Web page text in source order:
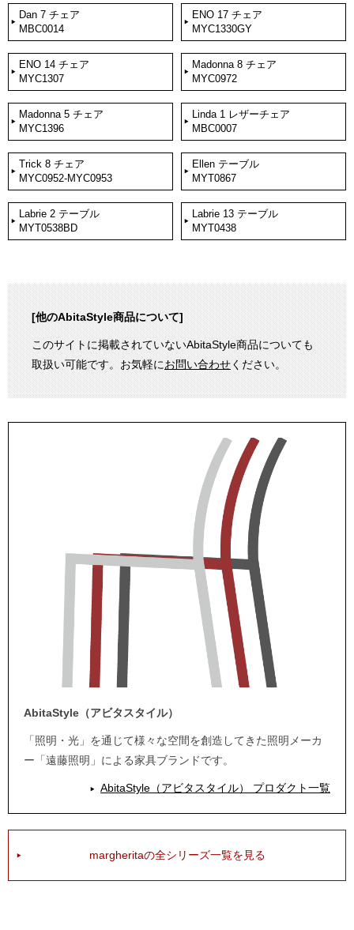
Dan 7 チェア
MBC0014
ENO 17 チェア
MYC1330GY
ENO 14 チェア
MYC1307
Madonna 8 チェア
MYC0972
Madonna 5 チェア
MYC1396
Linda 1 レザーチェア
MBC0007
Trick 8 チェア
MYC0952-MYC0953
Ellen テーブル
MYT0867
Labrie 2 テーブル
MYT0538BD
Labrie 13 テーブル
MYT0438
[他のAbitaStyle商品について]
このサイトに掲載されていないAbitaStyle商品についても
取扱い可能です。お気軽にお問い合わせください。
AbitaStyle（アビタスタイル）
「照明・光」を通じて様々な空間を創造してきた照明メーカ
ー「遠藤照明」による家具ブランドです。
AbitaStyle（アビタスタイル） プロダクト一覧
margheritaの全シリーズ一覧を見る